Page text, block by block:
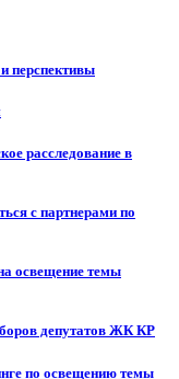
перспективы
расследование в
с партнерами по
освещение темы
депутатов ЖК КР
по освещению темы